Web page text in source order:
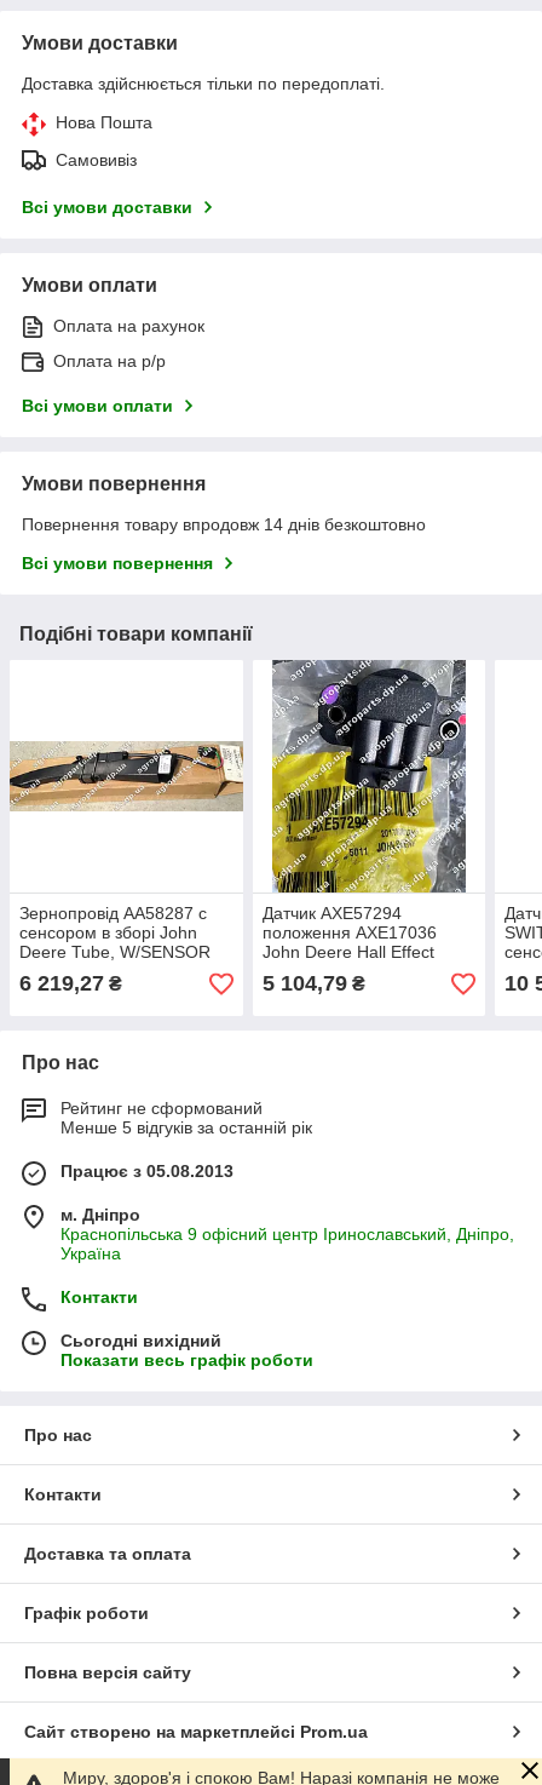
Умови доставки
Доставка здійснюється тільки по передоплаті.
Нова Пошта
Самовивіз
Всі умови доставки
Умови оплати
Оплата на рахунок
Оплата на р/р
Всі умови оплати
Умови повернення
Повернення товару впродовж 14 днів безкоштовно
Всі умови повернення
Подібні товари компанії
Зернопровід AA58287 с
сенсором в зборі John
Deere Tube, W/SENSOR
assy AA40208
насіннєпровід AA58287
6 219,27 ₴
Датчик AXE57294
положення AXE17036
John Deere Hall Effect
Sensor АХЕ17036
5 104,79₴ 10
Про нас
Рейтинг не сформований
Менше 5 відгуків за останній рік
Працює з 05.08.2013
м. Дніпро
Краснопільська 9 офісний центр Іринославський, Дніпро,
Україна
Контакти
Сьогодні вихідний
Показати весь графік роботи
Про нас
Контакти
Доставка та оплата
Графік роботи
Повна версія сайту
Сайт створено на маркетплейсі Prom.ua
Миру, здоров'я і спокою Вам! Наразі компанія не може